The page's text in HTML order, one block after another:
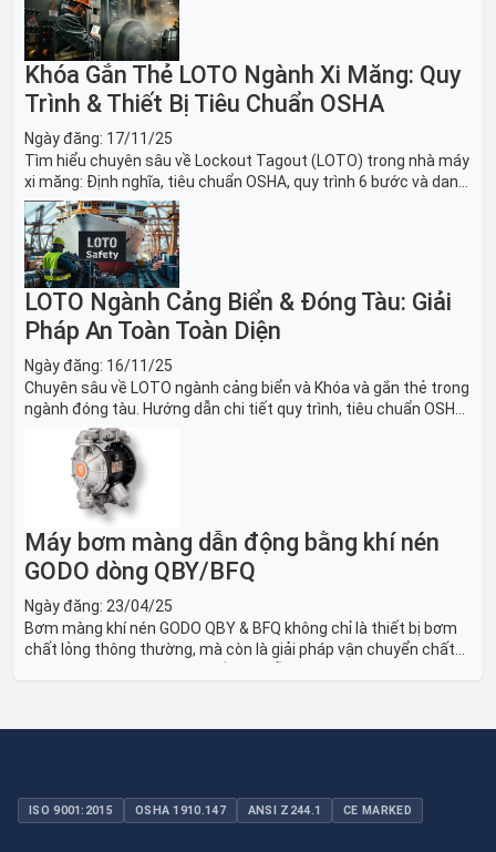
Khóa Gắn Thẻ LOTO Ngành Xi Măng: Quy
Trình & Thiết Bị Tiêu Chuẩn OSHA
Ngày đăng: 17/11/25
Tìm hiểu chuyên sâu về Lockout Tagout (LOTO) trong nhà máy
xi măng: Định nghĩa, tiêu chuẩn OSHA, quy trình 6 bước và danh
sách thiết bị LOTO thiết yếu. Giải pháp bảo trì lò nung, máy
nghiền an toàn.
LOTO Ngành Cảng Biển & Đóng Tàu: Giải
Pháp An Toàn Toàn Diện
Ngày đăng: 16/11/25
Chuyên sâu về LOTO ngành cảng biển và Khóa và gắn thẻ trong
ngành đóng tàu. Hướng dẫn chi tiết quy trình, tiêu chuẩn OSHA,
thiết bị và Giải pháp LOTO trong công nghiệp đóng tàu toàn
Máy bơm màng dẫn động bằng khí nén
GODO dòng QBY/BFQ
Ngày đăng: 23/04/25
Bơm màng khí nén GODO QBY & BFQ không chỉ là thiết bị bơm
chất lỏng thông thường, mà còn là giải pháp vận chuyển chất
ISO 9001:2015 OSHA 1910.147 ANSI Z244.1 CE MARKED